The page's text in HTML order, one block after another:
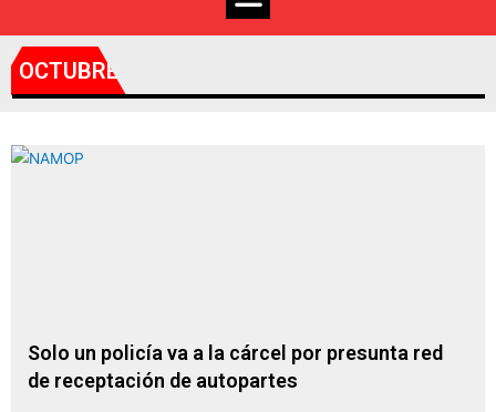
OCTUBRE 7, 2021
Solo un policía va a la cárcel por presunta red
de receptación de autopartes